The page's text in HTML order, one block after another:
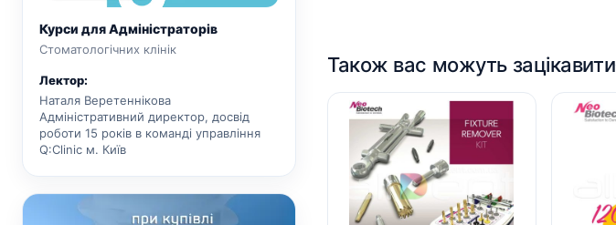
Курси для Адміністраторів
Стоматологічних клінік
Лектор:
Наталя Веретеннікова
Адміністративний директор, досвід
роботи 15 років в команді управління
Q:Clinic м. Київ
Також вас можуть зацікавити